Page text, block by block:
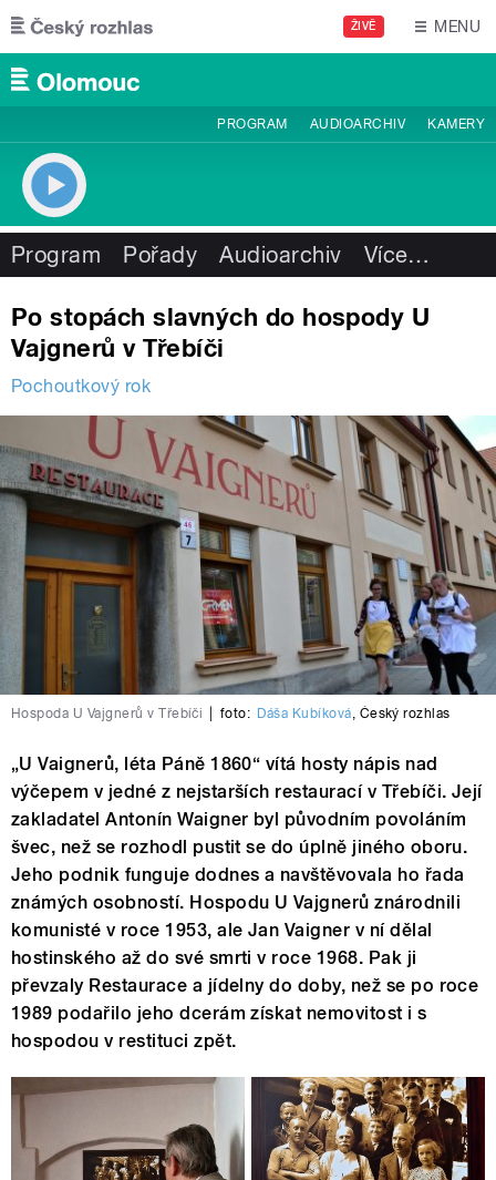
Přejít k hlavnímu obsahu
ŽIVĚ MENU
PROGRAM AUDIOARCHIV KAMERY
Program Pořady Audioarchiv Více…
Po stopách slavných do hospody U
Vajgnerů v Třebíči
Pochoutkový rok
Hospoda U Vajgnerů v Třebíči foto: Dáša Kubíková, Český rozhlas
„U Vaignerů, léta Páně 1860“ vítá hosty nápis nad
výčepem v jedné z nejstarších restaurací v Třebíči. Její
zakladatel Antonín Waigner byl původním povoláním
švec, než se rozhodl pustit se do úplně jiného oboru.
Jeho podnik funguje dodnes a navštěvovala ho řada
známých osobností. Hospodu U Vajgnerů znárodnili
komunisté v roce 1953, ale Jan Vaigner v ní dělal
hostinského až do své smrti v roce 1968. Pak ji
převzaly Restaurace a jídelny do doby, než se po roce
1989 podařilo jeho dcerám získat nemovitost i s
hospodou v restituci zpět.